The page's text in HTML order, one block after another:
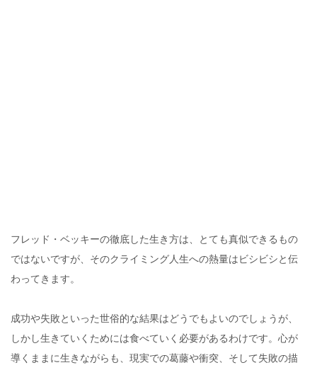
フレッド・ベッキーの徹底した生き方は、とても真似できるもの
ではないですが、そのクライミング人生への熱量はビシビシと伝
わってきます。
成功や失敗といった世俗的な結果はどうでもよいのでしょうが、
しかし生きていくためには食べていく必要があるわけです。心が
導くままに生きながらも、現実での葛藤や衝突、そして失敗の描